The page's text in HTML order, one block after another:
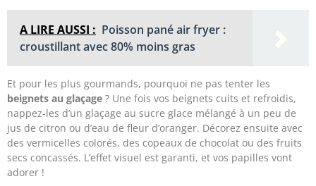
A LIRE AUSSI : Poisson pané air fryer :
croustillant avec 80% moins gras
Et pour les plus gourmands, pourquoi ne pas tenter les
beignets au glaçage ? Une fois vos beignets cuits et refroidis,
nappez-les d’un glaçage au sucre glace mélangé à un peu de
jus de citron ou d’eau de fleur d’oranger. Décorez ensuite avec
des vermicelles colorés, des copeaux de chocolat ou des fruits
secs concassés. L’effet visuel est garanti, et vos papilles vont
adorer !